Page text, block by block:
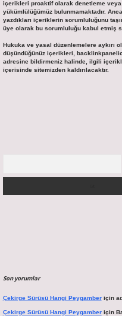
içerikleri proaktif olarak denetleme veya
yükümlülüğümüz bulunmamaktadır.
yazdıkları içeriklerin sorumluluğunu
üye olarak bu sorumluluğu kabul etmiş
Hukuka ve yasal düzenlemelere aykırı
düşündüğünüz içerikleri,
adresine bildirmeniz halinde, ilgili
içerisinde sitemizden kaldırılacaktır.
Son yorumlar
Çekirge Sürüsü Hangi Peygamberiçin
Çekirge Sürüsü Hangi Peygamberiçin